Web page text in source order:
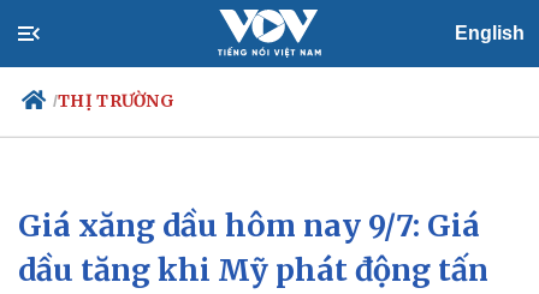
English
/THỊ TRƯỜNG
Chính trị
Đảng
Tổ chức nhân sự
Xã hội
Tin 24h
Dự báo thời tiết
Giá xăng dầu hôm nay 9/7: Giá
dầu tăng khi Mỹ phát động tấn